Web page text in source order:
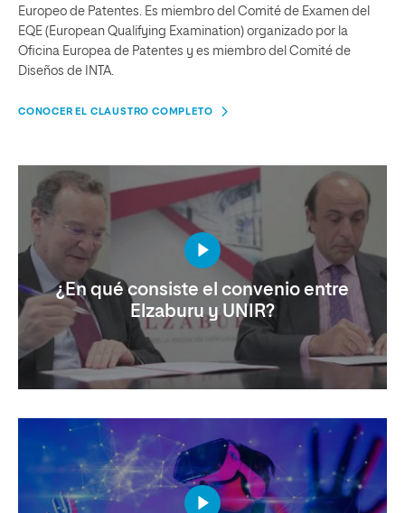
Europeo de Patentes. Es miembro del Comité de Examen del
EQE (European Qualifying Examination) organizado por la
Oficina Europea de Patentes y es miembro del Comité de
Diseños de INTA.
CONOCER EL CLAUSTRO COMPLETO
¿En qué consiste el convenio entre
Elzaburu y UNIR?